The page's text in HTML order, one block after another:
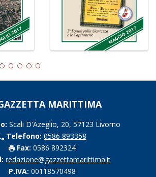
MARITTIMA
Scali D'Azeglio, 20, 57123 Livorno
Telefono: 0586 893358
Fax: 0586 892324
redazione@gazzettamarittima.it
P.IVA: 00118570498